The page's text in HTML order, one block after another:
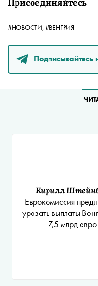
Присоединяйтесь
#НОВОСТИ, #ВЕНГРИЯ
Кирилл
Еврокомиссия
урезать выплаты
7,5 млрд евро